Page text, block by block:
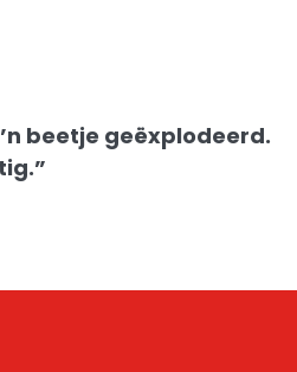
beetje geëxplodeerd.